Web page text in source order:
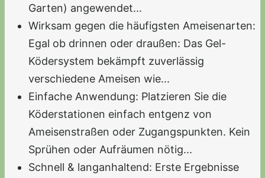
Garten) angewendet...
Wirksam gegen die häufigsten Ameisenarten:
Egal ob drinnen oder draußen: Das Gel-
Ködersystem bekämpft zuverlässig
verschiedene Ameisen wie...
Einfache Anwendung: Platzieren Sie die
Köderstationen einfach entgenz von
Ameisenstraßen oder Zugangspunkten. Kein
Sprühen oder Aufräumen nötig...
Schnell & langanhaltend: Erste Ergebnisse